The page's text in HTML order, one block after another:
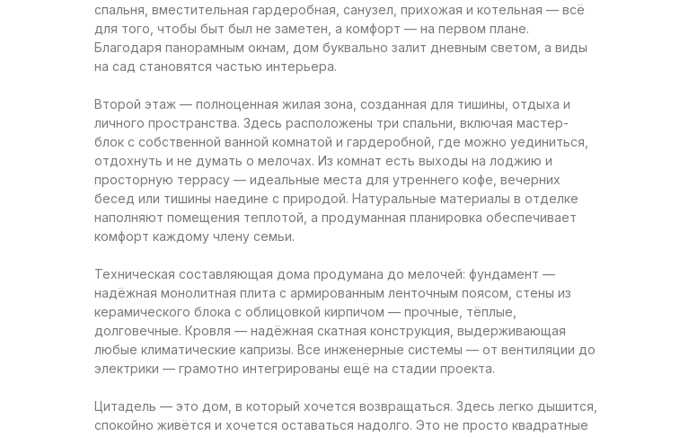
спальня, вместительная гардеробная, санузел, прихожая и котельная — всё
для того, чтобы быт был не заметен, а комфорт — на первом плане.
Благодаря панорамным окнам, дом буквально залит дневным светом, а виды
на сад становятся частью интерьера.
Второй этаж — полноценная жилая зона, созданная для тишины, отдыха и
личного пространства. Здесь расположены три спальни, включая мастер-
блок с собственной ванной комнатой и гардеробной, где можно уединиться,
отдохнуть и не думать о мелочах. Из комнат есть выходы на лоджию и
просторную террасу — идеальные места для утреннего кофе, вечерних
бесед или тишины наедине с природой. Натуральные материалы в отделке
наполняют помещения теплотой, а продуманная планировка обеспечивает
комфорт каждому члену семьи.
Техническая составляющая дома продумана до мелочей: фундамент —
надёжная монолитная плита с армированным ленточным поясом, стены из
керамического блока с облицовкой кирпичом — прочные, тёплые,
долговечные. Кровля — надёжная скатная конструкция, выдерживающая
любые климатические капризы. Все инженерные системы — от вентиляции до
электрики — грамотно интегрированы ещё на стадии проекта.
Цитадель — это дом, в который хочется возвращаться. Здесь легко дышится,
спокойно живётся и хочется оставаться надолго. Это не просто квадратные